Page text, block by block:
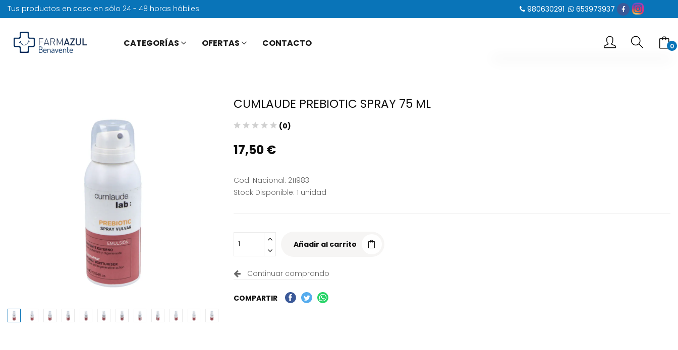
Tus productos en casa en sólo 24 - 48 horas hábiles 980630291 653973937
CATEGORÍAS OFERTAS CONTACTO 0
CUMLAUDE PREBIOTIC SPRAY 75 ML
(0)
17,50 €
Cod. Nacional: 211983
Stock Disponible: 1 unidad
Añadir al carrito
Continuar comprando
COMPARTIR